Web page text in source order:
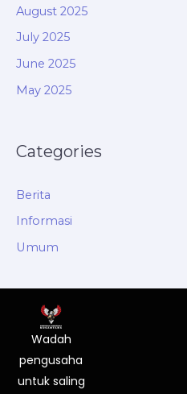
August 2025
July 2025
June 2025
May 2025
Categories
Berita
Informasi
Umum
Wadah
pengusaha
untuk saling